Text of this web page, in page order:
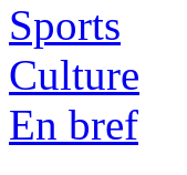
Sports
Culture
En bref